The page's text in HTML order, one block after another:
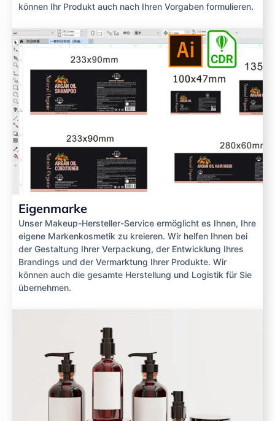
können Ihr Produkt auch nach Ihren Vorgaben formulieren.
Eigenmarke
Unser Makeup-Hersteller-Service ermöglicht es Ihnen, Ihre
eigene Markenkosmetik zu kreieren. Wir helfen Ihnen bei
der Gestaltung Ihrer Verpackung, der Entwicklung Ihres
Brandings und der Vermarktung Ihrer Produkte. Wir
können auch die gesamte Herstellung und Logistik für Sie
übernehmen.